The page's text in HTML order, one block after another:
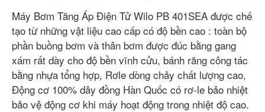
Máy Bơm Tăng Áp Điện Tử Wilo PB 401SEA được chế
tạo từ những vật liệu cao cấp có độ bền cao : toàn bộ
phần buồng bơm và thân bơm được đúc bằng gang
xám rất dày cho độ bền vĩnh cửu, bánh răng công tác
bằng nhựa tổng hợp, Rơle dòng chảy chất lượng cao,
Động cơ 100% dây đồng Hàn Quốc có rơ-le bảo nhiệt
bảo vệ động cơ khi máy hoạt động trong nhiệt độ cao.